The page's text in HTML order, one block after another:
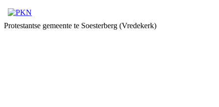
Protestantse gemeente te Soesterberg (Vredekerk)